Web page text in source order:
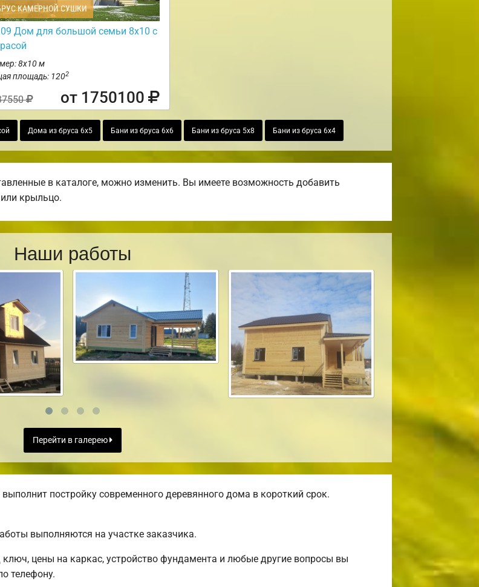
КАМЕРНОЙ СУШКИ
Дом для большой семьи 8х10 с
8х10 м
площадь: 1202
от 1750100
Дома из бруса 6х5 Бани из бруса 6х6 Бани из бруса 5х8 Бани из бруса 6х4
в каталоге, можно изменить. Вы имеете возможность добавить
или крыльцо.
Наши работы
Перейти в галерею
постройку современного деревянного дома в короткий срок.
выполняются на участке заказчика.
цены на каркас, устройство фундамента и любые другие вопросы вы
телефону.